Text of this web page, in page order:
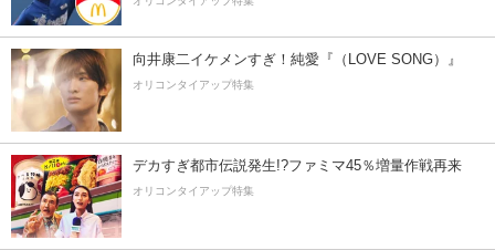
向井康二イケメンすぎ！純愛『（LOVE SONG）』
オリコンタイアップ特集
デカすぎ都市伝説発生!?ファミマ45％増量作戦再来
オリコンタイアップ特集